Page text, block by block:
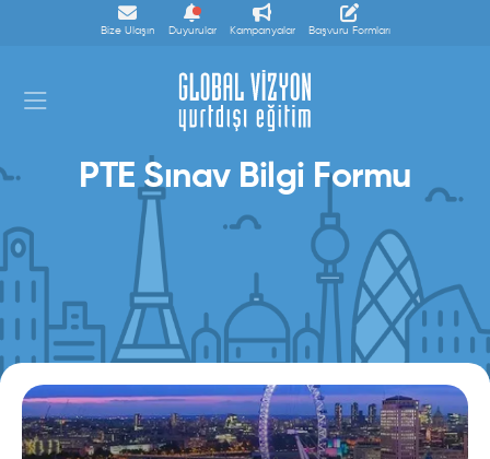
Bize Ulaşın Duyurular Kampanyalar Başvuru Formları
PTE Sınav Bilgi Formu